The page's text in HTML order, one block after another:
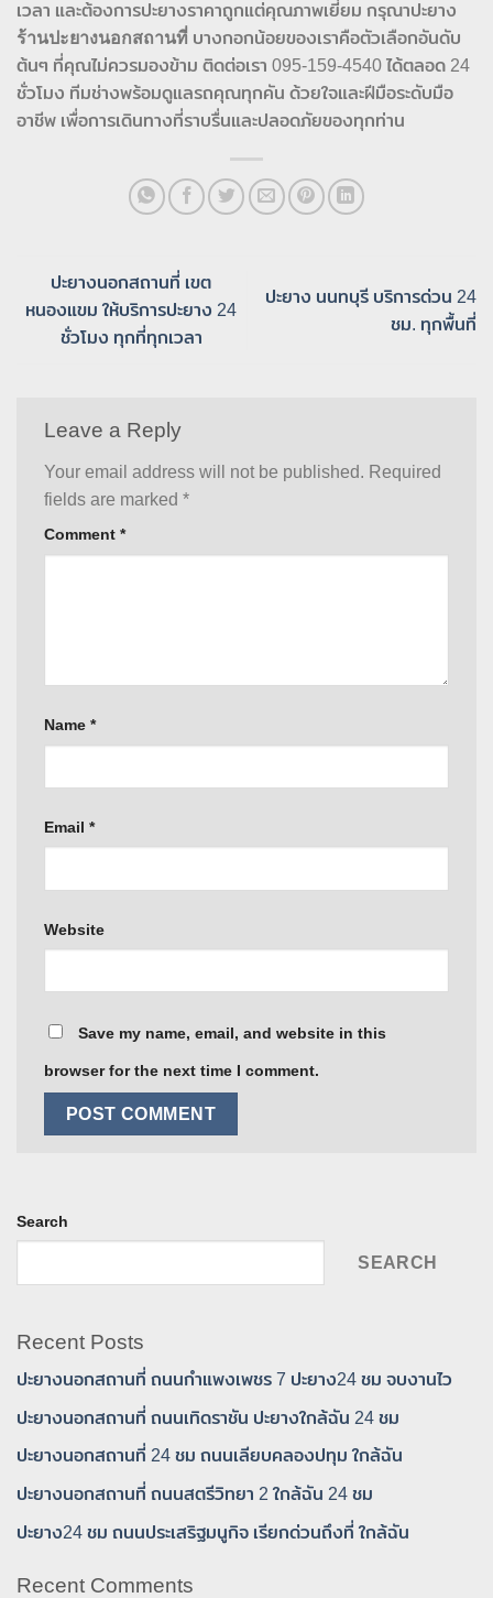
เวลา และต้องการปะยางราคาถูกแต่คุณภาพเยี่ยม กรุณาปะยาง
ร้านปะยางนอกสถานที่ บางกอกน้อยของเราคือตัวเลือกอันดับ
ต้นๆ ที่คุณไม่ควรมองข้าม ติดต่อเรา 095-159-4540 ได้ตลอด 24
ชั่วโมง ทีมช่างพร้อมดูแลรถคุณทุกคัน ด้วยใจและฝีมือระดับมือ
อาชีพ เพื่อการเดินทางที่ราบรื่นและปลอดภัยของทุกท่าน
ปะยางนอกสถานที่ เขต
หนองแขม ให้บริการปะยาง 24
ชั่วโมง ทุกที่ทุกเวลา
ปะยาง นนทบุรี บริการด่วน 24
ชม. ทุกพื้นที่
Leave a Reply
Your email address will not be published. Required
fields are marked *
Comment *
Name *
Email *
Website
Save my name, email, and website in this
browser for the next time I comment.
Search
SEARCH
Recent Posts
ปะยางนอกสถานที่ ถนนกำแพงเพชร 7 ปะยาง24 ชม จบงานไว
ปะยางนอกสถานที่ ถนนเทิดราชัน ปะยางใกล้ฉัน 24 ชม
ปะยางนอกสถานที่ 24 ชม ถนนเลียบคลองปทุม ใกล้ฉัน
ปะยางนอกสถานที่ ถนนสตรีวิทยา 2 ใกล้ฉัน 24 ชม
ปะยาง24 ชม ถนนประเสริฐมนูกิจ เรียกด่วนถึงที่ ใกล้ฉัน
Recent Comments